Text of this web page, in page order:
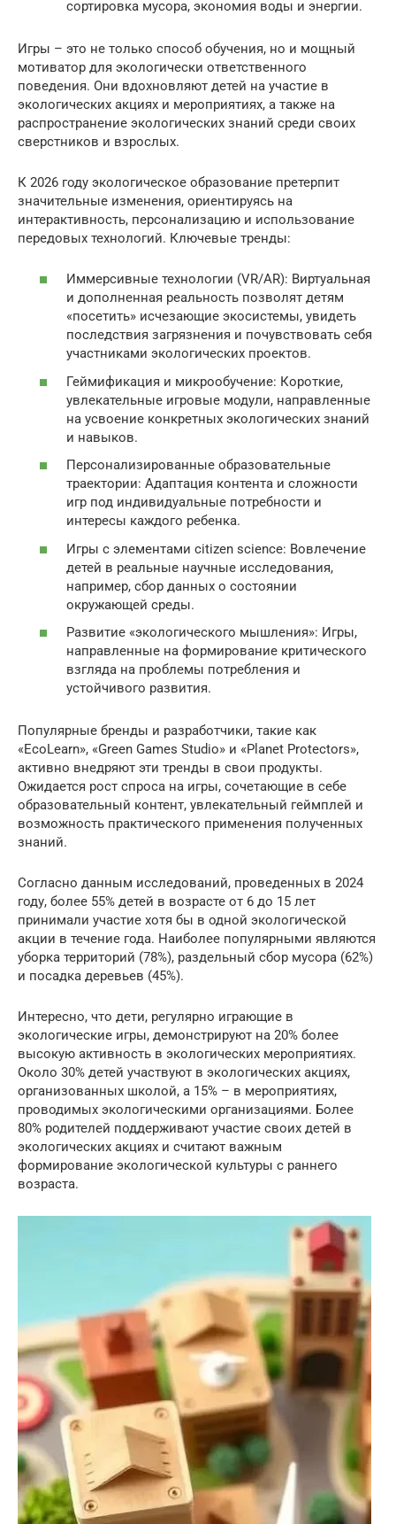
сортировка мусора, экономия воды и энергии.
Игры – это не только способ обучения, но и мощный
мотиватор для экологически ответственного
поведения. Они вдохновляют детей на участие в
экологических акциях и мероприятиях, а также на
распространение экологических знаний среди своих
сверстников и взрослых.
К 2026 году экологическое образование претерпит
значительные изменения, ориентируясь на
интерактивность, персонализацию и использование
передовых технологий. Ключевые тренды:
Иммерсивные технологии (VR/AR): Виртуальная
и дополненная реальность позволят детям
«посетить» исчезающие экосистемы, увидеть
последствия загрязнения и почувствовать себя
участниками экологических проектов.
Геймификация и микрообучение: Короткие,
увлекательные игровые модули, направленные
на усвоение конкретных экологических знаний
и навыков.
Персонализированные образовательные
траектории: Адаптация контента и сложности
игр под индивидуальные потребности и
интересы каждого ребенка.
Игры с элементами citizen science: Вовлечение
детей в реальные научные исследования,
например, сбор данных о состоянии
окружающей среды.
Развитие «экологического мышления»: Игры,
направленные на формирование критического
взгляда на проблемы потребления и
устойчивого развития.
Популярные бренды и разработчики, такие как
«EcoLearn», «Green Games Studio» и «Planet Protectors»,
активно внедряют эти тренды в свои продукты.
Ожидается рост спроса на игры, сочетающие в себе
образовательный контент, увлекательный геймплей и
возможность практического применения полученных
знаний.
Согласно данным исследований, проведенных в 2024
году, более 55% детей в возрасте от 6 до 15 лет
принимали участие хотя бы в одной экологической
акции в течение года. Наиболее популярными являются
уборка территорий (78%), раздельный сбор мусора (62%)
и посадка деревьев (45%).
Интересно, что дети, регулярно играющие в
экологические игры, демонстрируют на 20% более
высокую активность в экологических мероприятиях.
Около 30% детей участвуют в экологических акциях,
организованных школой, а 15% – в мероприятиях,
проводимых экологическими организациями. Более
80% родителей поддерживают участие своих детей в
экологических акциях и считают важным
формирование экологической культуры с раннего
возраста.